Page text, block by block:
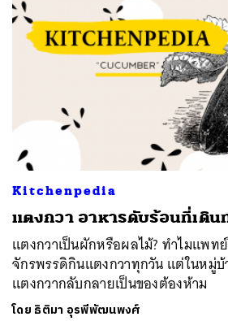
Kitchenpedia
แตงกวา อาหารดับร้อนที่เดิน
แตงกวาเป็นผักหรือผลไม้? ทำไมแพท
จักรพรรดิกินแตงกวาทุกวัน แต่ในหมู่
แตงกวากลับกลายเป็นของต้องห้าม
โดย ธิติมา อุรพีพัฒนพงศ์